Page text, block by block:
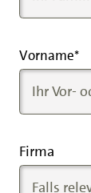
Vorname*
Firma